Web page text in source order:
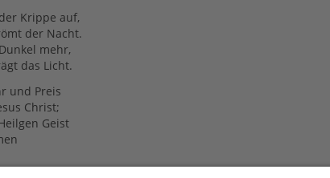
Krippe auf,
der Nacht.
mehr,
das Licht.
und Preis
Christ;
Geist